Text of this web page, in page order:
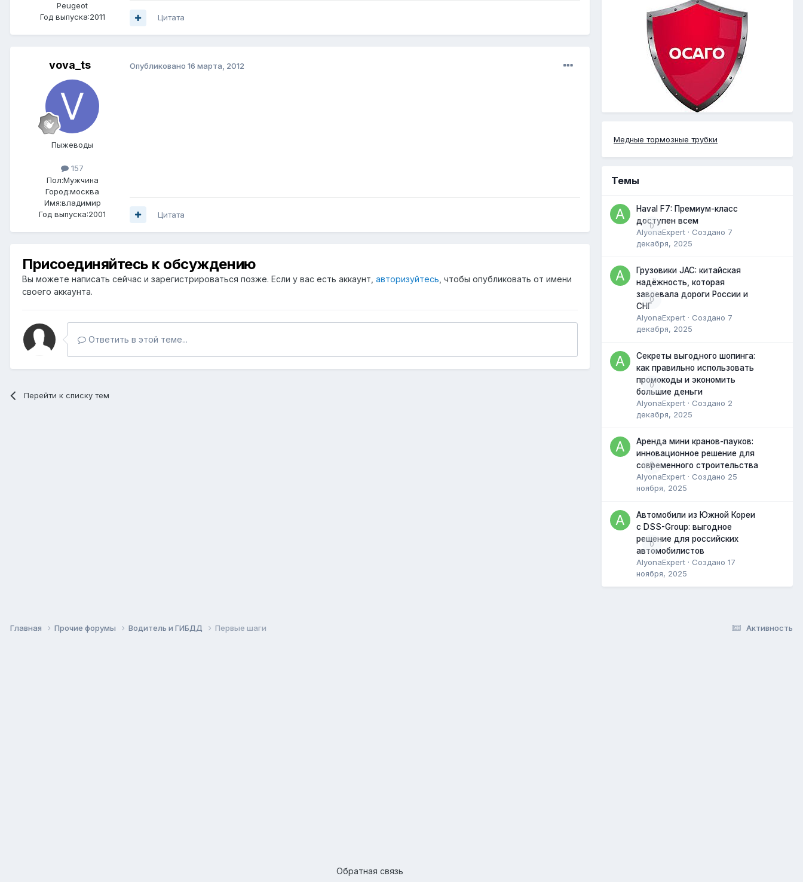
Peugeot
Год выпуска:2011
Цитата
vova_ts
Пыжеводы
157
Пол:Мужчина
Город:москва
Имя:владимир
Год выпуска:2001
Опубликовано 16 марта, 2012
Цитата
Присоединяйтесь к обсуждению
Вы можете написать сейчас и зарегистрироваться позже. Если у вас есть аккаунт, авторизуйтесь , чтобы опубликовать от имени
своего аккаунта.
Ответить в этой теме...
Перейти к списку тем
Медные тормозные трубки
Темы
0
Haval F7: Премиум-класс
доступен всем
AlyonaExpert · Создано 7
декабря, 2025
0
Грузовики JAC: китайская
надёжность, которая
завоевала дороги России и
СНГ
AlyonaExpert · Создано 7
декабря, 2025
0
Секреты выгодного шопинга:
как правильно использовать
промокоды и экономить
большие деньги
AlyonaExpert · Создано 2
декабря, 2025
0
Аренда мини кранов-пауков:
инновационное решение для
современного строительства
AlyonaExpert · Создано 25
ноября, 2025
0
Автомобили из Южной Кореи
с DSS-Group: выгодное
решение для российских
автомобилистов
AlyonaExpert · Создано 17
ноября, 2025
Активность
Главная Прочие форумы Водитель и ГИБДД Первые шаги
Обратная связь